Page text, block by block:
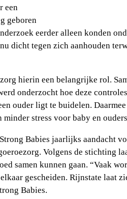
een
geboren
eerder alleen konden
dicht tegen zich aanhouden
hierin een belangrijke rol.
onderzocht hoe deze
ouder ligt te buidelen.
minder stress voor baby en
Babies jaarlijks aandacht
Volgens de stichting
samen kunnen gaan. “Vaak
gescheiden. Rijnstate laat
Babies.